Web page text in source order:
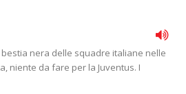
nera delle squadre italiane nelle
niente da fare per la Juventus. I